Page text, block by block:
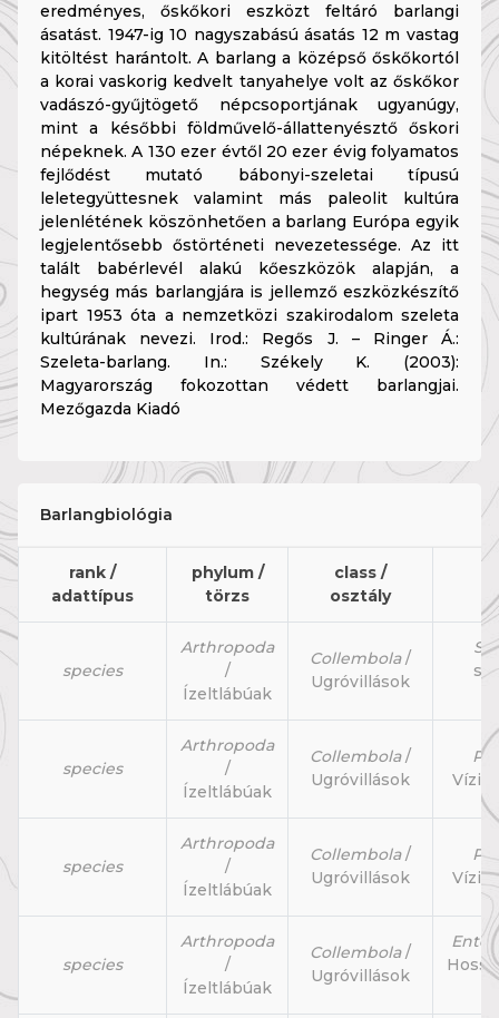
eredményes, őskőkori eszközt feltáró barlangi
ásatást. 1947-ig 10 nagyszabású ásatás 12 m vastag
kitöltést harántolt. A barlang a középső őskőkortól
a korai vaskorig kedvelt tanyahelye volt az őskőkor
vadászó-gyűjtögető népcsoportjának ugyanúgy,
mint a későbbi földművelő-állattenyésztő őskori
népeknek. A 130 ezer évtől 20 ezer évig folyamatos
fejlődést mutató bábonyi-szeletai típusú
leletegyüttesnek valamint más paleolit kultúra
jelenlétének köszönhetően a barlang Európa egyik
legjelentősebb őstörténeti nevezetessége. Az itt
talált babérlevél alakú kőeszközök alapján, a
hegység más barlangjára is jellemző eszközkészítő
ipart 1953 óta a nemzetközi szakirodalom szeleta
kultúrának nevezi. Irod.: Regős J. – Ringer Á.:
Szeleta-barlang. In.: Székely K. (2003):
Magyarország fokozottan védett barlangjai.
Mezőgazda Kiadó
Barlangbiológia
rank /
adattípus
phylum /
törzs
class /
osztály
species
Arthropoda
/
Ízeltlábúak
Collembola/
Ugróvillások
species
Arthropoda
/
Ízeltlábúak
Collembola/
Ugróvillások
species
Arthropoda
/
Ízeltlábúak
Collembola/
Ugróvillások
species
Arthropoda
/
Ízeltlábúak
Collembola/
Ugróvillások